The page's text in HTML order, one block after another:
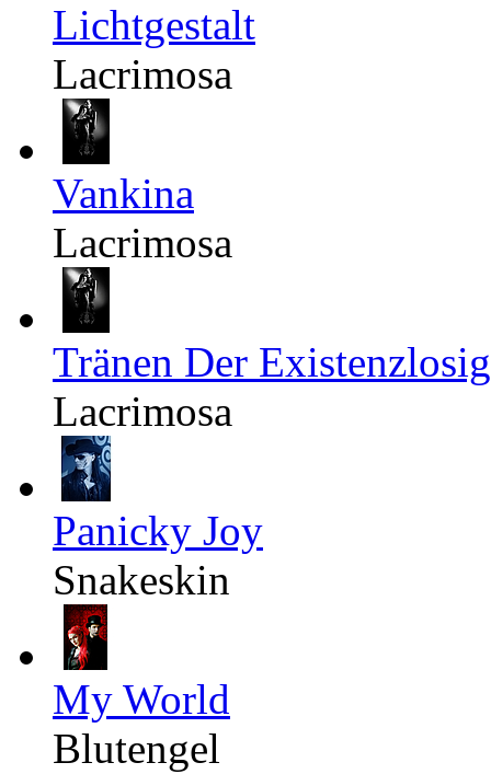
Lichtgestalt
Lacrimosa
Vankina
Lacrimosa
Tränen Der
Lacrimosa
Panicky Joy
Snakeskin
My World
Blutengel